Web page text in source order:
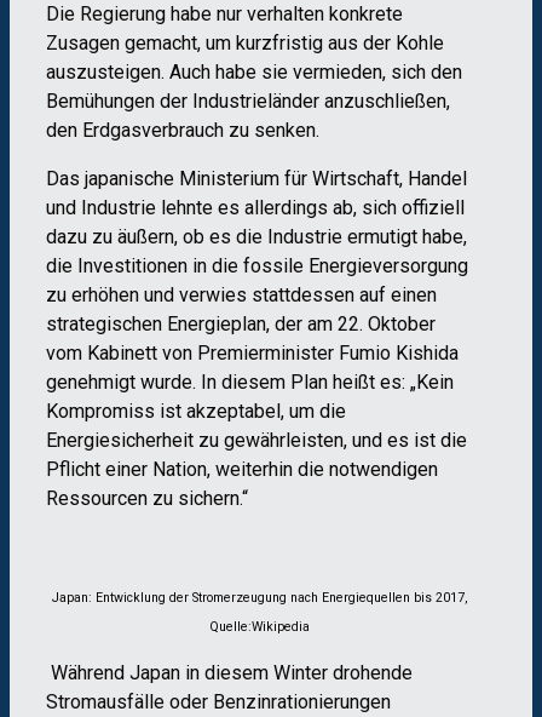
Die Regierung habe nur verhalten konkrete
Zusagen gemacht, um kurzfristig aus der Kohle
auszusteigen. Auch habe sie vermieden, sich den
Bemühungen der Industrieländer anzuschließen,
den Erdgasverbrauch zu senken.
Das japanische Ministerium für Wirtschaft, Handel
und Industrie lehnte es allerdings ab, sich offiziell
dazu zu äußern, ob es die Industrie ermutigt habe,
die Investitionen in die fossile Energieversorgung
zu erhöhen und verwies stattdessen auf einen
strategischen Energieplan, der am 22. Oktober
vom Kabinett von Premierminister Fumio Kishida
genehmigt wurde. In diesem Plan heißt es: „Kein
Kompromiss ist akzeptabel, um die
Energiesicherheit zu gewährleisten, und es ist die
Pflicht einer Nation, weiterhin die notwendigen
Ressourcen zu sichern.“
Japan: Entwicklung der Stromerzeugung nach Energiequellen bis 2017,
Quelle:Wikipedia
Während Japan in diesem Winter drohende
Stromausfälle oder Benzinrationierungen